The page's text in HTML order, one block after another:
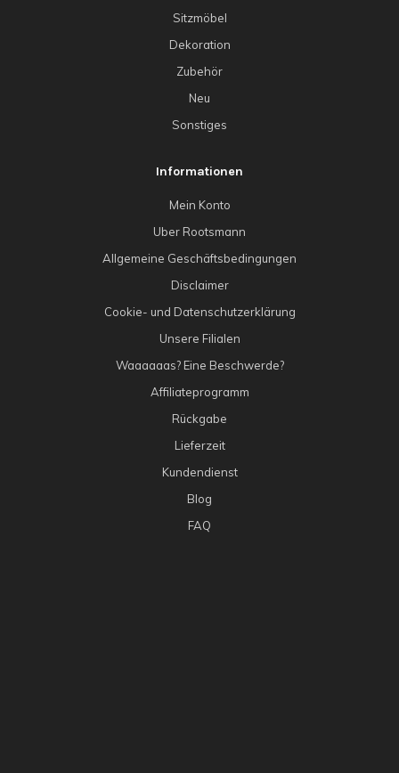
Sitzmöbel
Dekoration
Zubehör
Neu
Sonstiges
Informationen
Mein Konto
Uber Rootsmann
Allgemeine Geschäftsbedingungen
Disclaimer
Cookie- und Datenschutzerklärung
Unsere Filialen
Waaaaaas? Eine Beschwerde?
Affiliateprogramm
Rückgabe
Lieferzeit
Kundendienst
Blog
FAQ